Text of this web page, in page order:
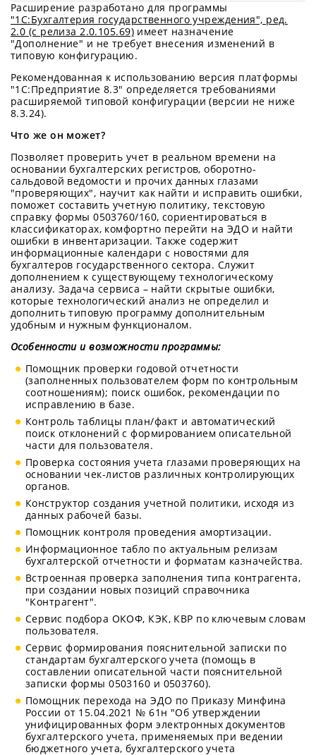
Расширение разработано для программы
"1С:Бухгалтерия государственного учреждения", ред.
2.0 (с релиза 2.0.105.69)имеет назначение
"Дополнение" и не требует внесения изменений в
типовую конфигурацию.
Рекомендованная к использованию версия платформы
"1С:Предприятие 8.3" определяется требованиями
расширяемой типовой конфигурации (версии не ниже
8.3.24).
Что же он может?
Позволяет проверить учет в реальном времени на
основании бухгалтерских регистров, оборотно-
сальдовой ведомости и прочих данных глазами
"проверяющих", научит как найти и исправить ошибки,
поможет составить учетную политику, текстовую
справку формы 0503760/160, сориентироваться в
классификаторах, комфортно перейти на ЭДО и найти
ошибки в инвентаризации. Также содержит
информационные календари с новостями для
бухгалтеров государственного сектора. Служит
дополнением к существующему технологическому
анализу. Задача сервиса – найти скрытые ошибки,
которые технологический анализ не определил и
дополнить типовую программу дополнительным
удобным и нужным функционалом.
Особенности и возможности программы:
Помощник проверки годовой отчетности
(заполненных пользователем форм по контрольным
соотношениям); поиск ошибок, рекомендации по
исправлению в базе.
Контроль таблицы план/факт и автоматический
поиск отклонений с формированием описательной
части для пользователя.
Проверка состояния учета глазами проверяющих на
основании чек-листов различных контролирующих
органов.
Конструктор создания учетной политики, исходя из
данных рабочей базы.
Помощник контроля проведения амортизации.
Информационное табло по актуальным релизам
бухгалтерской отчетности и форматам казначейства.
Встроенная проверка заполнения типа контрагента,
при создании новых позиций справочника
"Контрагент".
Сервис подбора ОКОФ, КЭК, КВР по ключевым словам
пользователя.
Сервис формирования пояснительной записки по
стандартам бухгалтерского учета (помощь в
составлении описательной части пояснительной
записки формы 0503160 и 0503760).
Помощник перехода на ЭДО по Приказу Минфина
России от 15.04.2021 № 61н "Об утверждении
унифицированных форм электронных документов
бухгалтерского учета, применяемых при ведении
бюджетного учета, бухгалтерского учета